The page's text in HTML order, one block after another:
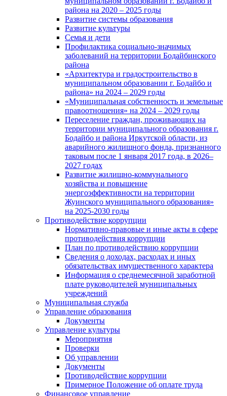
района на 2020 – 2025 годы
Развитие системы образования
Развитие культуры
Семья и дети
Профилактика социально-значимых
заболеваний на территории Бодайбинского
района
«Архитектура и градостроительство в
муниципальном образовании г. Бодайбо и
района» на 2024 – 2029 годы
«Муниципальная собственность и земельные
правоотношения» на 2024 – 2029 годы
Переселение граждан, проживающих на
территории муниципального образования г.
Бодайбо и района Иркутской области, из
аварийного жилищного фонда, признанного
таковым после 1 января 2017 года, в 2026–
2027 годах
Развитие жилищно-коммунального
хозяйства и повышение
энергоэффективности на территории
Жуинского муниципального образования»
на 2025-2030 годы
Противодействие коррупции
Нормативно-правовые и иные акты в сфере
противодействия коррупции
План по противодействию коррупции
Сведения о доходах, расходах и иных
обязательствах имущественного характера
Информация о среднемесячной заработной
плате руководителей муниципальных
учреждений
Муниципальная служба
Управление образования
Документы
Управление культуры
Мероприятия
Проверки
Об управлении
Документы
Противодействие коррупции
Примерное Положение об оплате труда
Финансовое управление